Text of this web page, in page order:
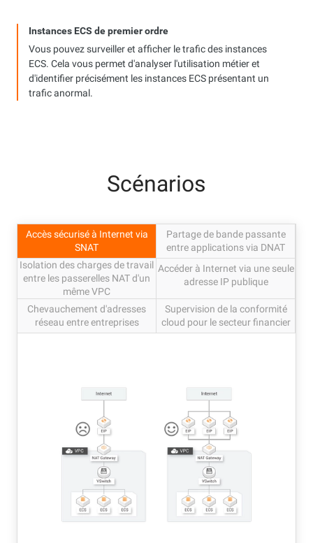
Instances ECS de premier ordre
Vous pouvez surveiller et afficher le trafic des instances
ECS. Cela vous permet d'analyser l'utilisation métier et
d'identifier précisément les instances ECS présentant un
trafic anormal.
Scénarios
Accès sécurisé à Internet via
SNAT
Partage de bande passante
entre applications via DNAT
Isolation des charges de travail
entre les passerelles NAT d'un
même VPC
Accéder à Internet via une seule
adresse IP publique
Chevauchement d'adresses
réseau entre entreprises
Supervision de la conformité
cloud pour le secteur financier